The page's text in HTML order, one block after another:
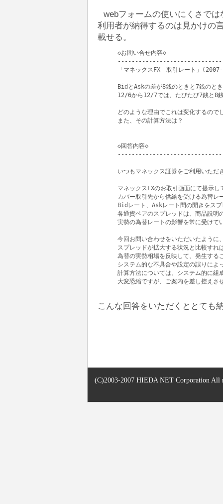
webフォームの使いにくさで
利用者が納得するのは見かけの
載せる。
◇お問い合せ内容◇
「マネックスFX　取引レート」
BidとAskの差が8銭のときと7銭のと
12/6から12/7では、たびたび7銭と8
どのような理由でこれは変化するので
また、その計算方法は？
◇回答内容◇
いつもマネックス証券をご利用いただ
マネックスFXのお取引画面にて提示
カバー取引先から供給を受ける為替レ
Bidレート、Askレート間の開きをス
各通貨ペアのスプレッドは、商品説明
実勢の為替レートの影響を常に受けて
今回お問い合わせをいただいたように
スプレッドが拡大する状況と比較すれ
為替の実勢相場を反映して、発生する
システム的な不具合や設定の誤りによ
計算方法については、システム的に組
大変恐縮ですが、ご案内を差し控えさ
こんな回答をいただくととても
(C)2003-2007 HIEDA NET Corporation All